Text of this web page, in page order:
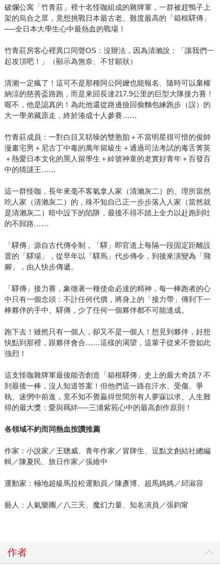
破爛公寓「竹青莊」裡十名怪咖組成的雜牌軍，一群被趕鴨子上
架的烏合之眾，竟想挑戰日本最古老、難度最高的「箱根驛傳」
──全日本大學生心中最熱血的戰場！
竹青莊房客心裡異口同聲OS：沒辦法，因為清瀨說：「讓我們一
起攻頂吧！」（顯示為無奈、不甘願狀）
清瀨一定瘋了！這可不是那種阿公阿嬤也能報名、隨時可以棄權
納涼的慈善盃路跑，而是來回長達217.9公里的巨型大隊接力賽！
喔不，他是認真的！為此他還從路邊撿回偷麵包練跑步（誤）的
大一學弟藏原走，終於湊成十人參賽……
竹青莊成員：一對白目又聒噪的雙胞胎＋不當明星很可惜的俊帥
漫畫宅男＋尼古丁中毒的萬年留級生＋通過司法考試的毒舌菁英
＋熱愛日本文化的黑人留學生＋綽號神童的老實好青年＋百發百
中的猜謎王……
這一群怪咖，長年來毫不客氣拿人家（清瀨灰二）的、理所當然
吃人家（清瀨灰二）的，殊不知自己正一步步落入人家（當然就
是清瀨灰二）暗中設下的陷阱，最後不得不踏上全力以赴跑到吐
的不歸路……
「驛傳」源自古代傳令制，「驛」即官道上每隔一段固定距離設
置的「驛場」，從早年以「驛馬」代步傳令，到後來演變為「飛
腳」，由人快步傳遞。
「驛傳」接力賽，象徵著一種使命必達的精神，每一棒跑者的心
中只有一個念頭：不計任何代價，將身上的「接力帶」傳到下一
棒夥伴的手中。驛傳，少了任何一個夥伴都不可能達成。
跑下去！雖然只有一個人，卻又不是一個人！想見到夥伴，好想
快點到那裡，跟夥伴會合……這樣的渴望，這輩子從來不曾如此
強烈！
這支怪咖雜牌軍最後能否創造「箱根驛傳」史上的最大奇蹟？不
到最後一棒，沒人知道答案！但他們這一路在汗水、受傷、爭
執、迷惘中前進，竟不知不覺贏得世間所有人夢寐以求、人生難
得的最大獎：愛與羈絆──三浦紫苑心中的最高創作原則！
各領域不約而同熱血按讚推薦
作家：小說家／王聰威、青年作家／冒牌生、逗點文創結社總編
輯／陳夏民、旅日作家／張維中
運動家：極地超級馬拉松運動員／陳彥博、超馬媽媽／邱淑容
藝人：人氣樂團／八三夭、魔幻力量、知名演員／張鈞甯
作者